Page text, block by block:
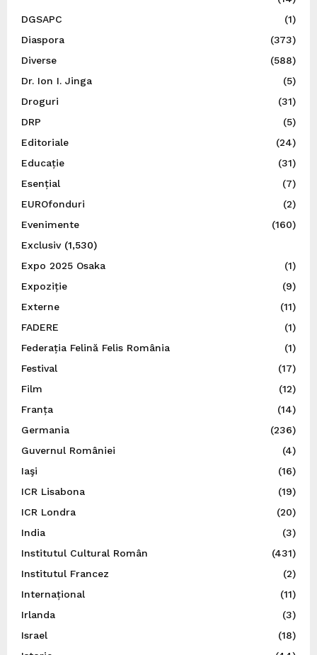
DGSAPC
(1)
Diaspora
(373)
Diverse
(588)
Dr. Ion I. Jinga
(5)
Droguri
(31)
DRP
(5)
Editoriale
(24)
Educație
(31)
Esențial
(7)
EUROfonduri
(2)
Evenimente
(160)
Exclusiv(1,530)
Expo 2025 Osaka
(1)
Expoziție
(9)
Externe
(11)
FADERE
(1)
Federația Felină Felis România
(1)
Festival
(17)
Film
(12)
Franța
(14)
Germania
(236)
Guvernul României
(4)
Iaşi
(16)
ICR Lisabona
(19)
ICR Londra
(20)
India
(3)
Institutul Cultural Român
(431)
Institutul Francez
(2)
Internațional
(11)
Irlanda
(3)
Israel
(18)